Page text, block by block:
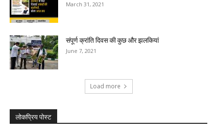
March 31, 2021
संपूर्ण क्रांति दिवस की कुछ और झलकियां
June 7, 2021
Load more
लोकप्रिय पोस्ट